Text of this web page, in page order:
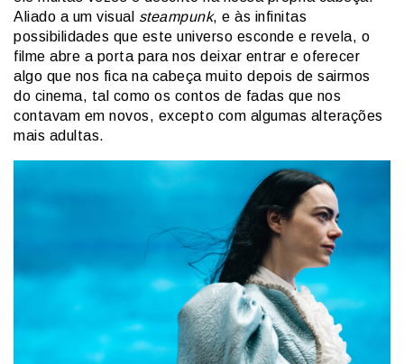
Aliado a um visual steampunk, e às infinitas
possibilidades que este universo esconde e revela, o
filme abre a porta para nos deixar entrar e oferecer
algo que nos fica na cabeça muito depois de sairmos
do cinema, tal como os contos de fadas que nos
contavam em novos, excepto com algumas alterações
mais adultas.